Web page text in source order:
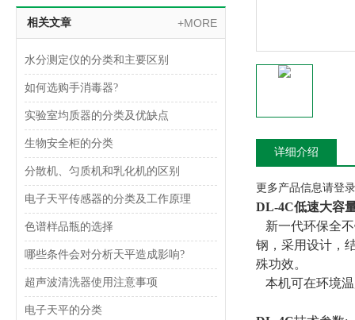
相关文章 +MORE
水分测定仪的分类和主要区别
如何选购手消毒器?
实验室均质器的分类及优缺点
生物安全柜的分类
分散机、匀质机和乳化机的区别
电子天平传感器的分类及工作原理
色谱样品瓶的选择
哪些条件会对分析天平造成影响?
超声波清洗器使用注意事项
电子天平的分类
详细介绍
更多产品信息请登
DL-4C低速大容
新一代环保全
钢，采用设计，
殊功效。
本机可在环境